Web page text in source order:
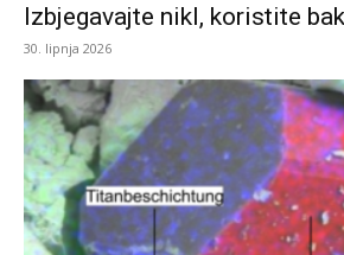
Izbjegavajte nikl, koristite
30. lipnja 2026